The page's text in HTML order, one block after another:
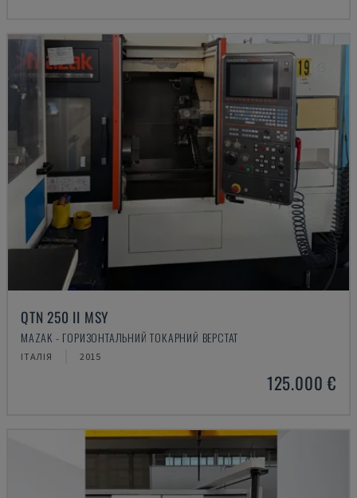
QTN 250 II MSY
MAZAK - ГОРИЗОНТАЛЬНИЙ ТОКАРНИЙ ВЕРСТАТ
ІТАЛІЯ 2015
125.000 €